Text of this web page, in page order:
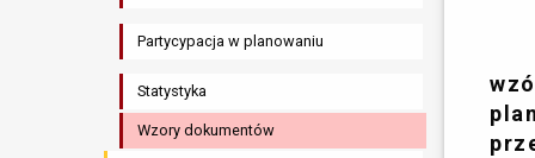
Partycypacja w planowaniu
Statystyka
Wzory dokumentów